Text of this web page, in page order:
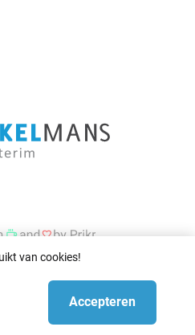
van cookies!
Accepteren